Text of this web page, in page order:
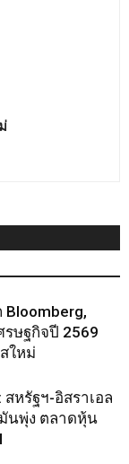
Bloomberg,
รษฐกิจปี 2569
ใหม่
หรัฐฯ-อิสราเอล
นพุ่ง ตลาดหุ้น